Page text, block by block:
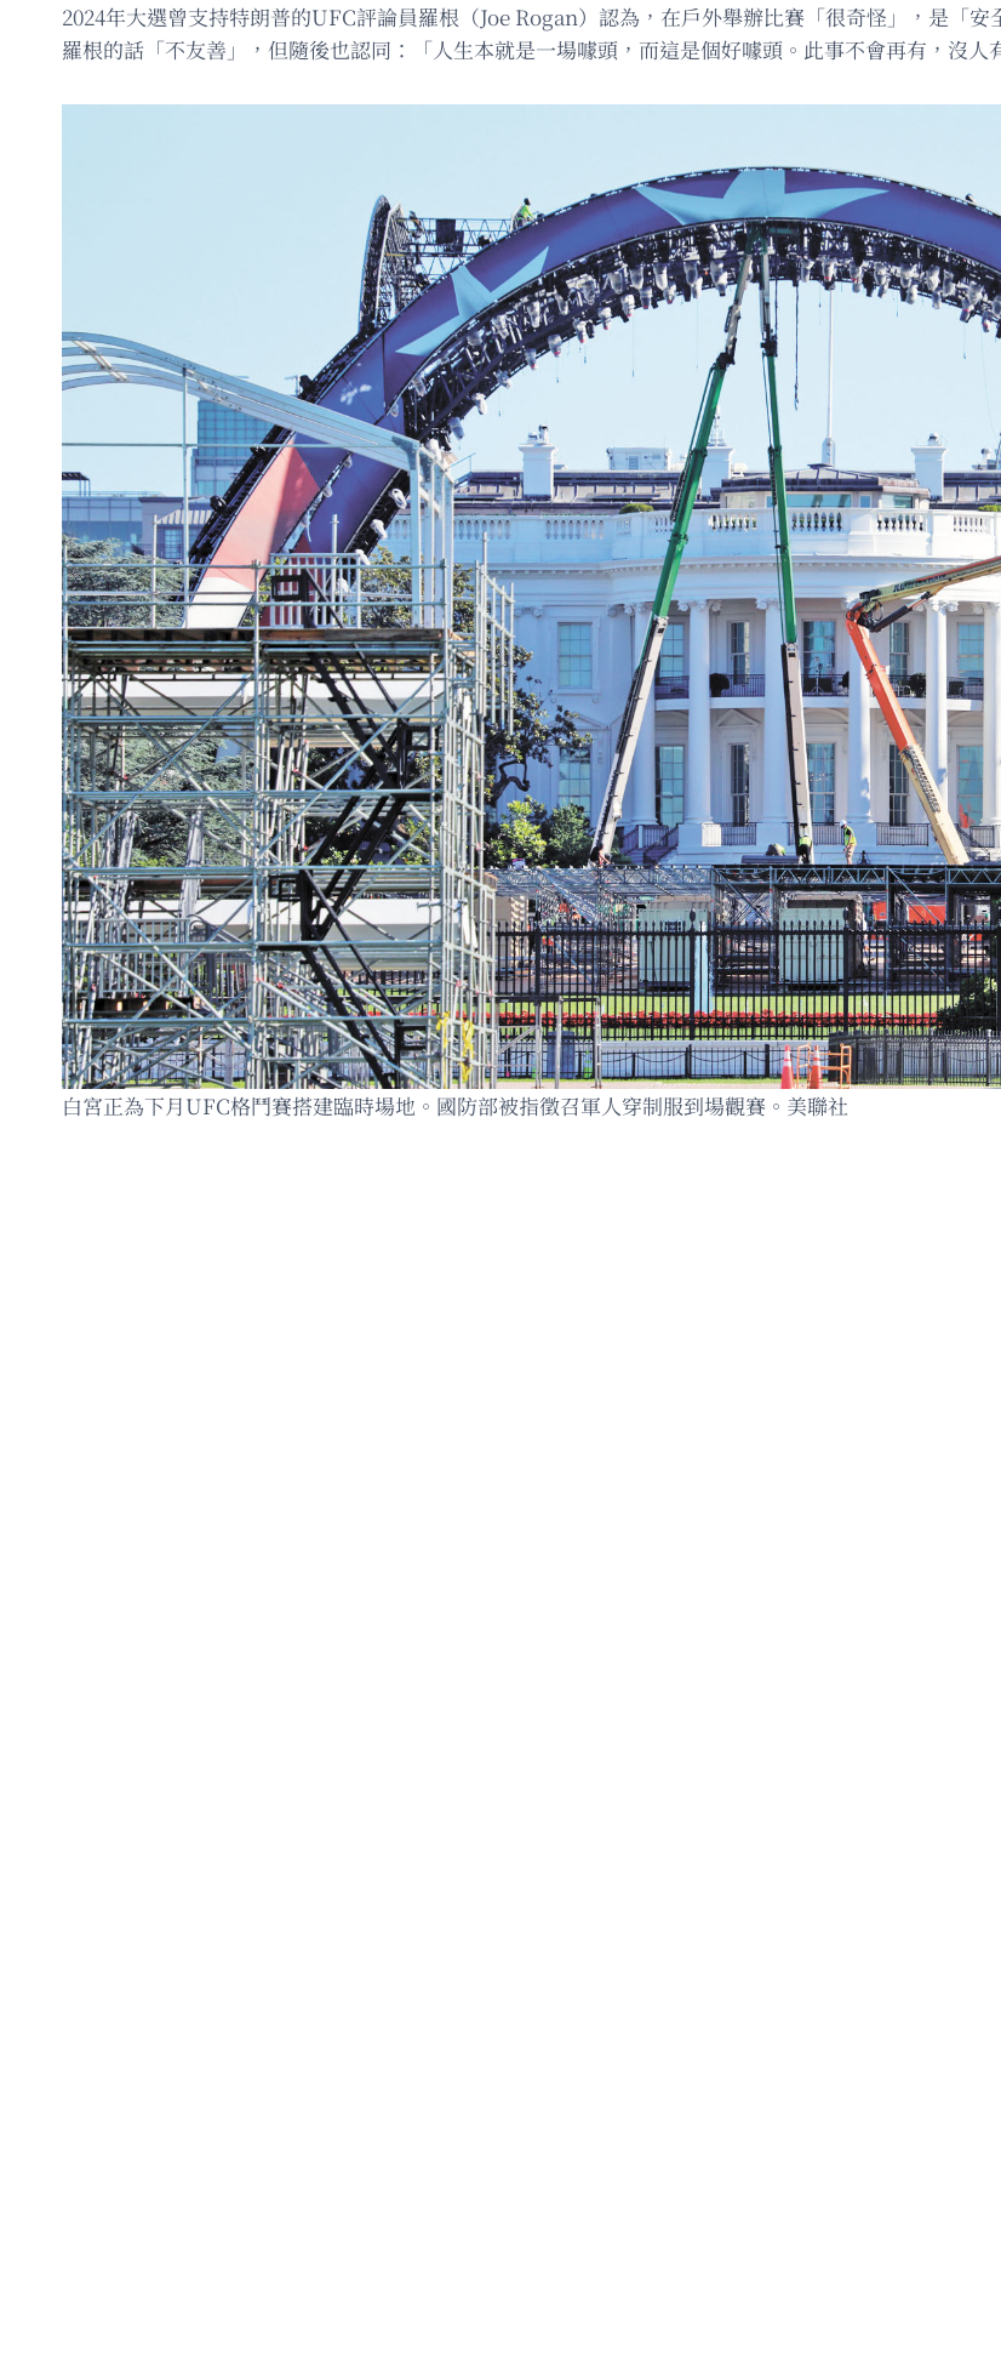
2024年大選曾支持特朗普的UFC評論員羅根（Joe Rogan）認為，在戶外舉辦比賽「很奇怪」，是「
羅根的話「不友善」，但隨後也認同：「人生本就是一場噱頭，而這是個好噱頭。此事不會再有，沒
白宮正為下月UFC格鬥賽搭建臨時場地。國防部被指徵召軍人穿制服到場觀賽。美聯社